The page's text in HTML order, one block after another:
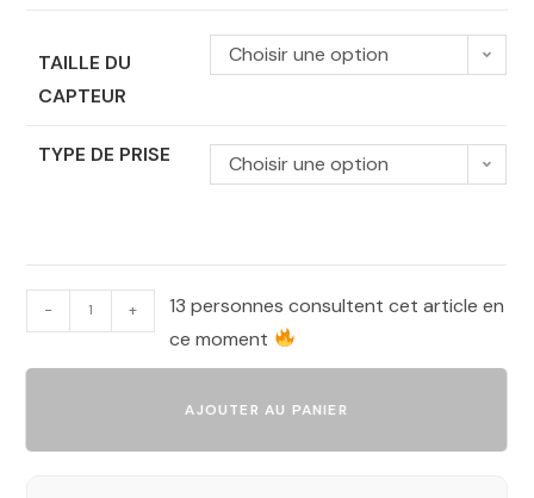
TAILLE DU
CAPTEUR
Choisir une option
TYPE DE PRISE Choisir une option
- +
13 personnes consultent cet article en
ce moment
AJOUTER AU PANIER